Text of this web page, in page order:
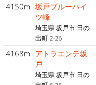
4150m 坂戸ブルーハイ
ツ峰
埼玉県 坂戸市 日の
出町 2-26
4168m アトラエンテ坂
戸
埼玉県 坂戸市 日の